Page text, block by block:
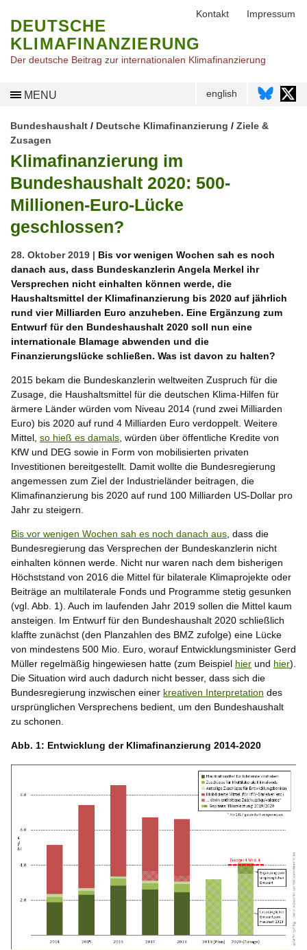
DEUTSCHE
KLIMAFINANZIERUNG
Der deutsche Beitrag zur internationalen Klimafinanzierung
MENU english
Bundeshaushalt / Deutsche Klimafinanzierung / Ziele &
Zusagen
Klimafinanzierung im
Bundeshaushalt 2020: 500-
Millionen-Euro-Lücke
geschlossen?
28. Oktober 2019 | Bis vor wenigen Wochen sah es noch
danach aus, dass Bundeskanzlerin Angela Merkel ihr
Versprechen nicht einhalten können werde, die
Haushaltsmittel der Klimafinanzierung bis 2020 auf jährlich
rund vier Milliarden Euro anzuheben. Eine Ergänzung zum
Entwurf für den Bundeshaushalt 2020 soll nun eine
internationale Blamage abwenden und die
Finanzierungslücke schließen. Was ist davon zu halten?
2015 bekam die Bundeskanzlerin weltweiten Zuspruch für die
Zusage, die Haushaltsmittel für die deutschen Klima-Hilfen für
ärmere Länder würden vom Niveau 2014 (rund zwei Milliarden
Euro) bis 2020 auf rund 4 Milliarden Euro verdoppelt. Weitere
Mittel, so hieß es damals, würden über öffentliche Kredite von
KfW und DEG sowie in Form von mobilisierten privaten
Investitionen bereitgestellt. Damit wollte die Bundesregierung
angemessen zum Ziel der Industrieländer beitragen, die
Klimafinanzierung bis 2020 auf rund 100 Milliarden US-Dollar pro
Jahr zu steigern.
Bis vor wenigen Wochen sah es noch danach aus, dass die
Bundesregierung das Versprechen der Bundeskanzlerin nicht
einhalten können werde. Nicht nur waren nach dem bisherigen
Höchststand von 2016 die Mittel für bilaterale Klimaprojekte oder
Beiträge an multilaterale Fonds und Programme stetig gesunken
(vgl. Abb. 1). Auch im laufenden Jahr 2019 sollen die Mittel kaum
ansteigen. Im Entwurf für den Bundeshaushalt 2020 schließlich
klaffte zunächst (den Planzahlen des BMZ zufolge) eine Lücke
von mindestens 500 Mio. Euro, worauf Entwicklungsminister Gerd
Müller regelmäßig hingewiesen hatte (zum Beispiel hier und hier).
Die Situation wird auch dadurch nicht besser, dass sich die
Bundesregierung inzwischen einer kreativen Interpretation des
ursprünglichen Versprechens bedient, um den Bundeshaushalt
zu schonen.
Abb. 1: Entwicklung der Klimafinanzierung 2014-2020
Kontakt Impressum